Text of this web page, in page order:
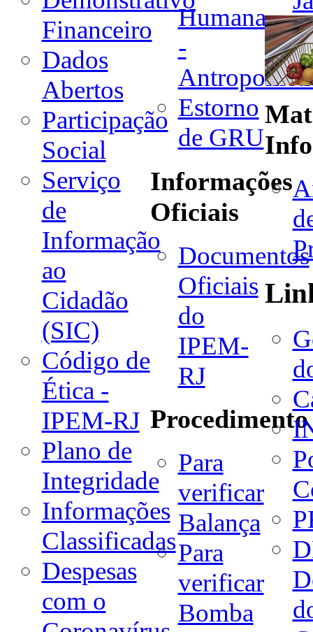
Financeiro
Dados
Abertos
Participação
Social
Serviço
de
Informação
ao
Cidadão
(SIC)
Código de
Ética -
IPEM-RJ
Plano de
Integridade
Informações
Classificadas
Despesas
com o
Humana
-
Estorno
de GRU
Informações
Oficiais
Documentos
Oficiais
do
IPEM-
RJ
Procedimento
Para
verificar
Balança
Para
verificar
Bomba